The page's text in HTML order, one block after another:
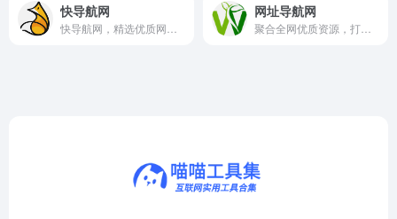
快导航网 网址导航网